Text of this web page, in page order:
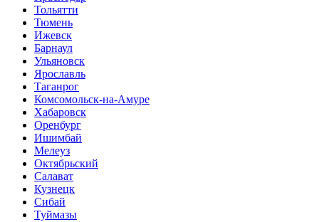
Тольятти
Тюмень
Ижевск
Барнаул
Ульяновск
Ярославль
Таганрог
Комсомольск-на-Амуре
Хабаровск
Оренбург
Ишимбай
Мелеуз
Октябрьский
Салават
Кузнецк
Сибай
Туймазы